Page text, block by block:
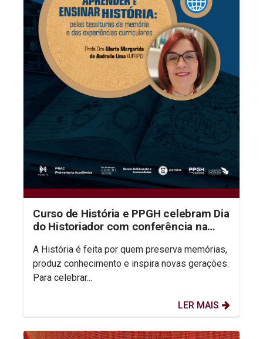
Curso de História e PPGH celebram Dia
do Historiador com conferência na
A História é feita por quem preserva memórias,
produz conhecimento e inspira novas gerações.
Para celebrar...
LER MAIS